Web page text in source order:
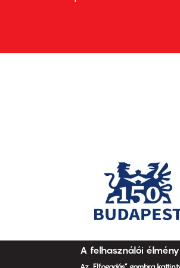
other
A felhasználói